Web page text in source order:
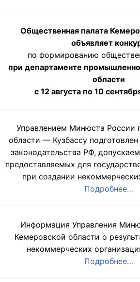
Общественная палата
объявляет
по формированию
при департаменте
области
с 12 августа по 10
Управлением Минюста России
области — Кузбассу
законодательства РФ,
предоставляемых для
при создании
Подробнее…
Информация Управления
Кемеровской области о
некоммерческих
Подробнее…